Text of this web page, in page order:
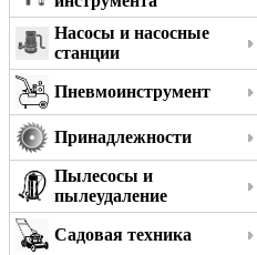
Насосы и насосные
станции
Пневмоинструмент
Принадлежности
Пылесосы и
пылеудаление
Садовая техника